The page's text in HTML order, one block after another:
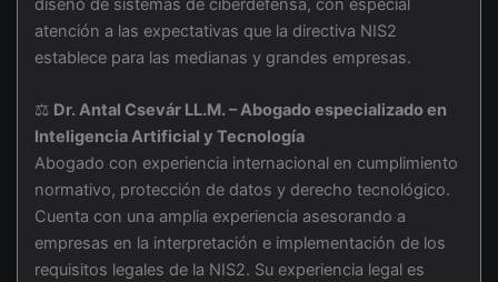
diseño de sistemas de ciberdefensa, con especial
atención a las expectativas que la directiva NIS2
establece para las medianas y grandes empresas.
⚖️ Dr. Antal Csevár LL.M. – Abogado especializado en
Inteligencia Artificial y Tecnología
Abogado con experiencia internacional en cumplimiento
normativo, protección de datos y derecho tecnológico.
Cuenta con una amplia experiencia asesorando a
empresas en la interpretación e implementación de los
requisitos legales de la NIS2. Su experiencia legal es